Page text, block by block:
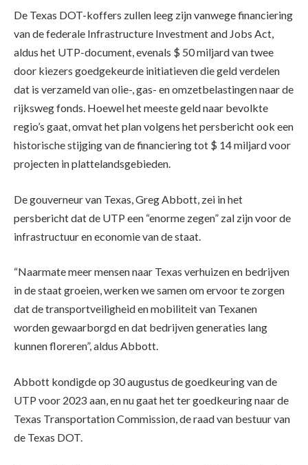
De Texas DOT-koffers zullen leeg zijn vanwege financiering
van de federale Infrastructure Investment and Jobs Act,
aldus het UTP-document, evenals $ 50 miljard van twee
door kiezers goedgekeurde initiatieven die geld verdelen
dat is verzameld van olie-, gas- en omzetbelastingen naar de
rijksweg fonds. Hoewel het meeste geld naar bevolkte
regio’s gaat, omvat het plan volgens het persbericht ook een
historische stijging van de financiering tot $ 14 miljard voor
projecten in plattelandsgebieden.
De gouverneur van Texas, Greg Abbott, zei in het
persbericht dat de UTP een “enorme zegen” zal zijn voor de
infrastructuur en economie van de staat.
“Naarmate meer mensen naar Texas verhuizen en bedrijven
in de staat groeien, werken we samen om ervoor te zorgen
dat de transportveiligheid en mobiliteit van Texanen
worden gewaarborgd en dat bedrijven generaties lang
kunnen floreren”, aldus Abbott.
Abbott kondigde op 30 augustus de goedkeuring van de
UTP voor 2023 aan, en nu gaat het ter goedkeuring naar de
Texas Transportation Commission, de raad van bestuur van
de Texas DOT.